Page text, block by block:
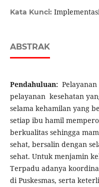
Kata Kunci:
ABSTRAK
Pendahuluan:
pelayanan kesehatan
selama kehamilan yang
setiap ibu hamil
berkualitas sehingga
sehat, bersalin dengan
sehat. Untuk menjamin
Terpadu adanya
di Puskesmas, serta